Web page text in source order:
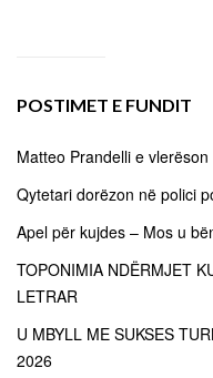
POSTIMET E FUNDIT
Matteo Prandelli e vlerëson
Qytetari dorëzon në polici
Apel për kujdes – Mos u
TOPONIMIA NDËRMJET
LETRAR
U MBYLL ME SUKSES
2026